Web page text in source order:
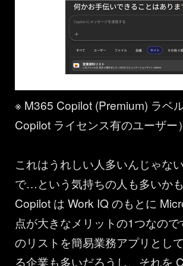
※ M365 Copilot (Premium) ラベ
Copilot ライセンス有のユーザー）
これはうれしい人多いんじゃな
で…という気持ちの人も多いか
Copilot は Work IQ のもとに
点が大きなメリットの1つなの
のリストを簡易業務アプリとし
る企業も多いだろうし、それを